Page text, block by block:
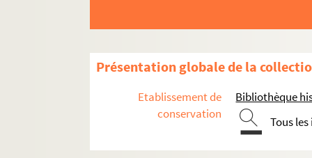
Présentation globale de la
Etablissement de
conservation
Bibliothèque
Tous
Dossier n°49
Dossier n°52
Dossier n°53
Dossier n°54